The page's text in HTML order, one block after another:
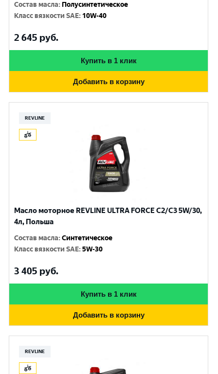
Состав масла: Полусинтетическое
Класс вязкости SAE: 10W-40
2 645 руб.
Купить в 1 клик
Добавить в корзину
REVLINE
Масло моторное REVLINE ULTRA FORCE C2/C3 5W/30,
4л, Польша
Состав масла:Синтетическое
Класс вязкости SAE:5W-30
3 405 руб.
Купить в 1 клик
Добавить в корзину
REVLINE